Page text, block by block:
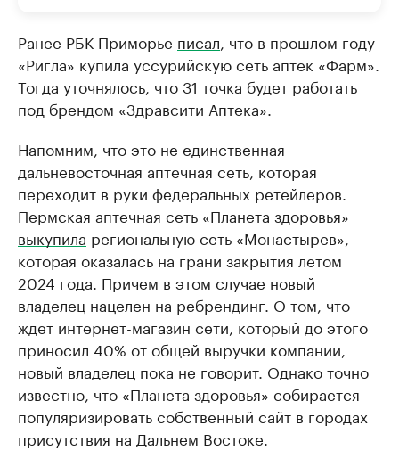
Ранее РБК Приморье писал , что в прошлом году
«Ригла» купила уссурийскую сеть аптек «Фарм».
Тогда уточнялось, что 31 точка будет работать
под брендом «Здравсити Аптека».
Напомним, что это не единственная
дальневосточная аптечная сеть, которая
переходит в руки федеральных ретейлеров.
Пермская аптечная сеть «Планета здоровья»
выкупила региональную сеть «Монастырев»,
которая оказалась на грани закрытия летом
2024 года. Причем в этом случае новый
владелец нацелен на ребрендинг. О том, что
ждет интернет-магазин сети, который до этого
приносил 40% от общей выручки компании,
новый владелец пока не говорит. Однако точно
известно, что «Планета здоровья» собирается
популяризировать собственный сайт в городах
присутствия на Дальнем Востоке.